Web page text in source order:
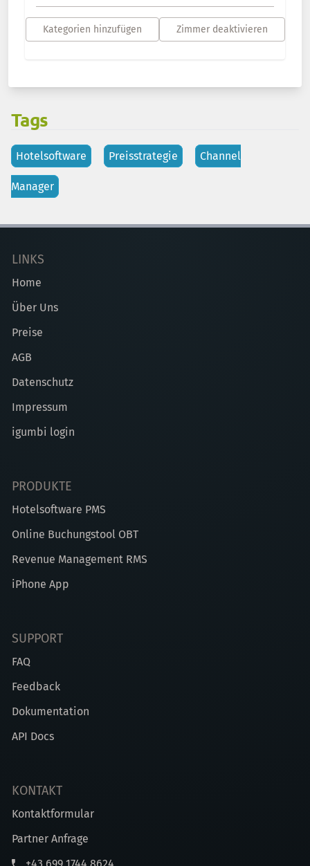
Kategorien hinzufügen Zimmer deaktivieren
Tags
Hotelsoftware Preisstrategie Channel
Manager
LINKS
Home
Über Uns
Preise
AGB
Datenschutz
Impressum
igumbi login
PRODUKTE
Hotelsoftware PMS
Online Buchungstool OBT
Revenue Management RMS
iPhone App
SUPPORT
FAQ
Feedback
Dokumentation
API Docs
KONTAKT
Kontaktformular
Partner Anfrage